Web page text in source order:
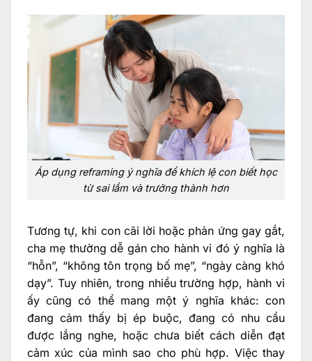
Áp dụng reframing ý nghĩa để khích lệ con biết học
từ sai lầm và trưởng thành hơn
Tương tự, khi con cãi lời hoặc phản ứng gay gắt,
cha mẹ thường dễ gán cho hành vi đó ý nghĩa là
“hỗn”, “không tôn trọng bố mẹ”, “ngày càng khó
dạy”. Tuy nhiên, trong nhiều trường hợp, hành vi
ấy cũng có thể mang một ý nghĩa khác: con
đang cảm thấy bị ép buộc, đang có nhu cầu
được lắng nghe, hoặc chưa biết cách diễn đạt
cảm xúc của mình sao cho phù hợp. Việc thay